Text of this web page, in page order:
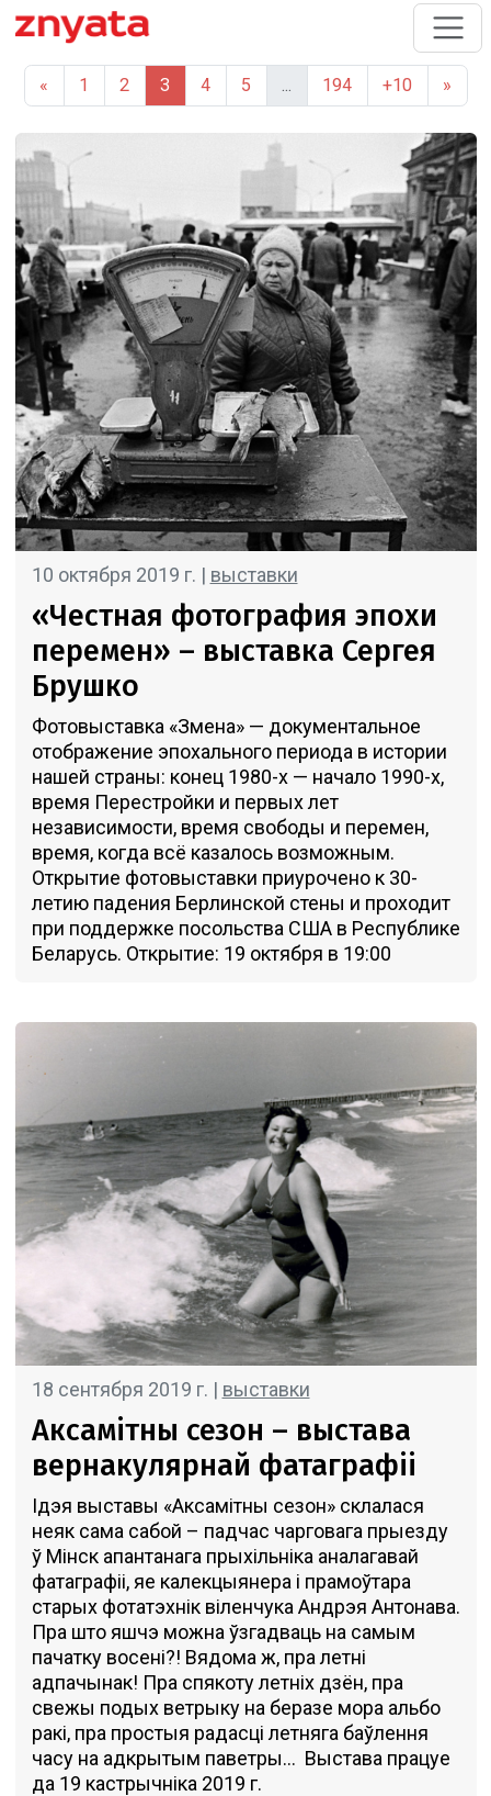
« 1 2 3 4 5 ... 194 +10 »
10 октября 2019 г. | выставки
«Честная фотография эпохи
перемен» – выставка Сергея
Брушко
Фотовыставка «Змена» — документальное
отображение эпохального периода в истории
нашей страны: конец 1980-х — начало 1990-х,
время Перестройки и первых лет
независимости, время свободы и перемен,
время, когда всё казалось возможным.
Открытие фотовыставки приурочено к 30-
летию падения Берлинской стены и проходит
при поддержке посольства США в Республике
Беларусь. Открытие: 19 октября в 19:00
18 сентября 2019 г. | выставки
Аксамітны сезон – выстава
вернакулярнай фатаграфіі
Ідэя выставы «Аксамітны сезон» склалася
неяк сама сабой – падчас чарговага прыезду
ў Мінск апантанага прыхільніка аналагавай
фатаграфіі, яе калекцыянера і прамоўтара
старых фотатэхнік віленчука Андрэя Антонава.
Пра што яшчэ можна ўзгадваць на самым
пачатку восені?! Вядома ж, пра летні
адпачынак! Пра спякоту летніх дзён, пра
свежы подых ветрыку на беразе мора альбо
ракі, пра простыя радасці летняга баўлення
часу на адкрытым паветры… Выстава працуе
да 19 кастрычніка 2019 г.